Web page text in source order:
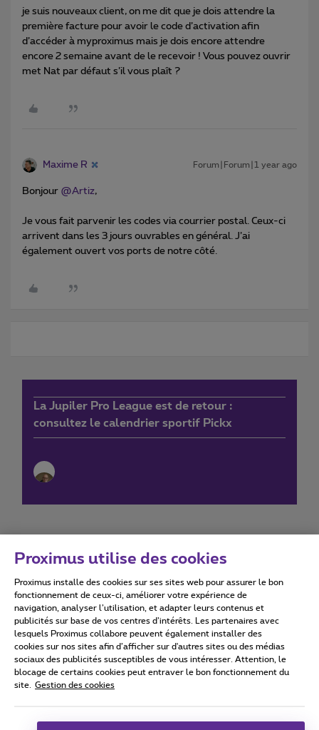
je suis nouveaux client, on me dit que je dois attendre la
première facture pour avoir le code d’activation afin
d’accéder à myproximus mais je dois encore attendre
encore 2 semaine avant de le recevoir ! Vous pouvez ouvrir
met Nat par défaut s’il vous plaît ?
Maxime R Forum|Forum|1 year ago
Bonjour ​ @Artiz,
Je vous fait parvenir les codes via courrier postal. Ceux-ci
arrivent dans les 3 jours ouvrables en général. J’ai
également ouvert vos ports de notre côté.
La Jupiler Pro League est de retour :
consultez le calendrier sportif Pickx
Conditions d'utilisation Accessibility statement
Tous droits réservés. © 2026
Conditions générales, info consommateur
Proximus utilise des cookies
Proximus installe des cookies sur ses sites web pour assurer le bon
fonctionnement de ceux-ci, améliorer votre expérience de
navigation, analyser l’utilisation, et adapter leurs contenus et
publicités sur base de vos centres d’intérêts. Les partenaires avec
lesquels Proximus collabore peuvent également installer des
cookies sur nos sites afin d’afficher sur d'autres sites ou des médias
sociaux des publicités susceptibles de vous intéresser. Attention, le
blocage de certains cookies peut entraver le bon fonctionnement du
site.
Gestion des cookies